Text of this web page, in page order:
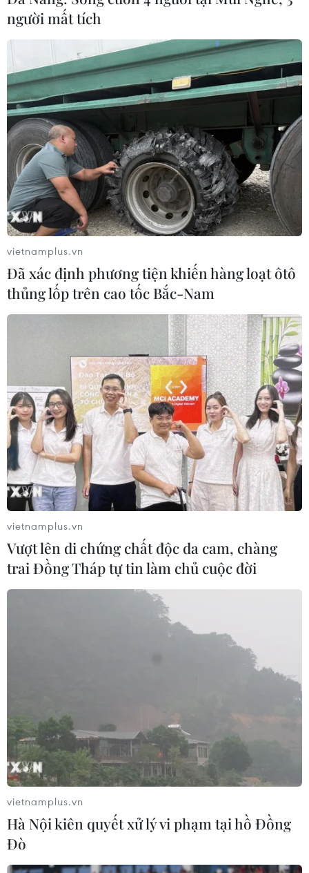
người mất tích
vietnamplus.vn
Đã xác định phương tiện khiến hàng loạt ôtô
thủng lốp trên cao tốc Bắc-Nam
vietnamplus.vn
Vượt lên di chứng chất độc da cam, chàng
trai Đồng Tháp tự tin làm chủ cuộc đời
vietnamplus.vn
Hà Nội kiên quyết xử lý vi phạm tại hồ Đồng
Đò